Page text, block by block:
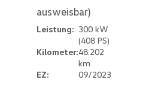
ausweisbar)
Leistung: 300 kW
(408 PS)
Kilometer:48.202
km
EZ:
09/2023